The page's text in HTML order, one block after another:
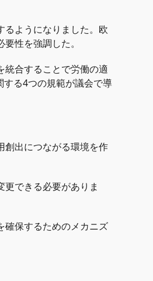
るようになりました。欧
性を強調した。
統合することで労働の適
る4つの規範が議会で導
創出につながる環境を作
できる必要がありま
確保するためのメカニズ